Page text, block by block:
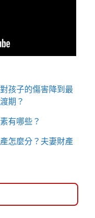
孩子的傷害降到最
期？
有哪些？
怎麼分？夫妻財產